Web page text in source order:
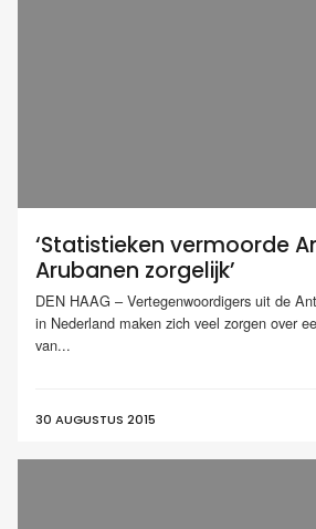
‘Statistieken vermoorde
Arubanen zorgelijk’
DEN HAAG – Vertegenwoordigers uit de
in Nederland maken zich veel zorgen over
van...
30 AUGUSTUS 2015